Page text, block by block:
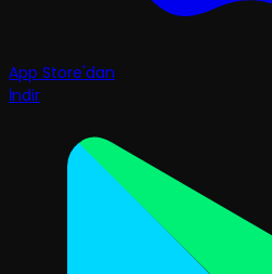
App Store'dan
İndir